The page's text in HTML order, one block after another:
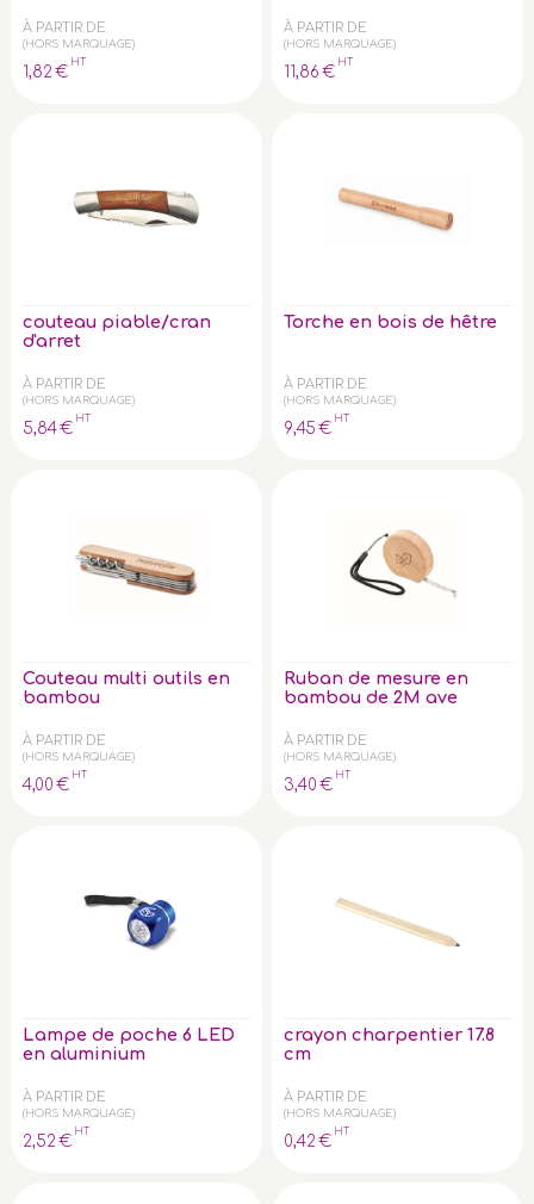
À PARTIR DE
(HORS MARQUAGE)
1,82 €
HT
À PARTIR DE
(HORS MARQUAGE)
11,86 €
HT
couteau piable/cran
d'arret
À PARTIR DE
(HORS MARQUAGE)
5,84€
HT
Torche en bois de hêtre
À PARTIR DE
(HORS MARQUAGE)
9,45 €
HT
Couteau multi outils en
bambou
À PARTIR DE
(HORS MARQUAGE)
4,00 €
HT
Ruban de mesure en
bambou de 2M ave
À PARTIR DE
(HORS MARQUAGE)
3,40 €
HT
Lampe de poche 6 LED
en aluminium
À PARTIR DE
(HORS MARQUAGE)
2,52 €
HT
crayon charpentier 17.8
cm
À PARTIR DE
(HORS MARQUAGE)
0,42 €
HT